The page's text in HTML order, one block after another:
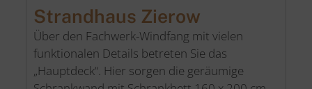
Strandhaus Zierow
Über den Fachwerk-Windfang mit vielen
funktionalen Details betreten Sie das
„Hauptdeck“. Hier sorgen die geräumige